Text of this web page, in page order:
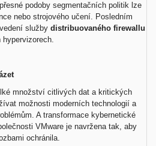
podoby segmentačních politik lze
nebo strojového učení. Posledním
služby distribuovaného firewallu
hypervizorech.
množství citlivých dat a kritických
možnosti moderních technologií a
A transformace kybernetické
VMware je navržena tak, aby
ochránila.